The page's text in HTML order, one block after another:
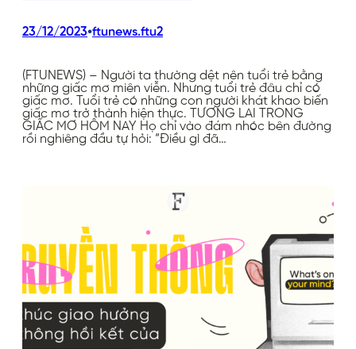
23/12/2023•ftunews.ftu2
(FTUNEWS) – Người ta thường dệt nên tuổi trẻ bằng
những giấc mơ miên viễn. Nhưng tuổi trẻ đâu chỉ có
giấc mơ. Tuổi trẻ có những con người khát khao biến
giấc mơ trở thành hiện thực. TƯƠNG LAI TRONG
GIẤC MƠ HÔM NAY Họ chỉ vào đám nhóc bên đường
rồi nghiêng đầu tự hỏi: “Điều gì đã…